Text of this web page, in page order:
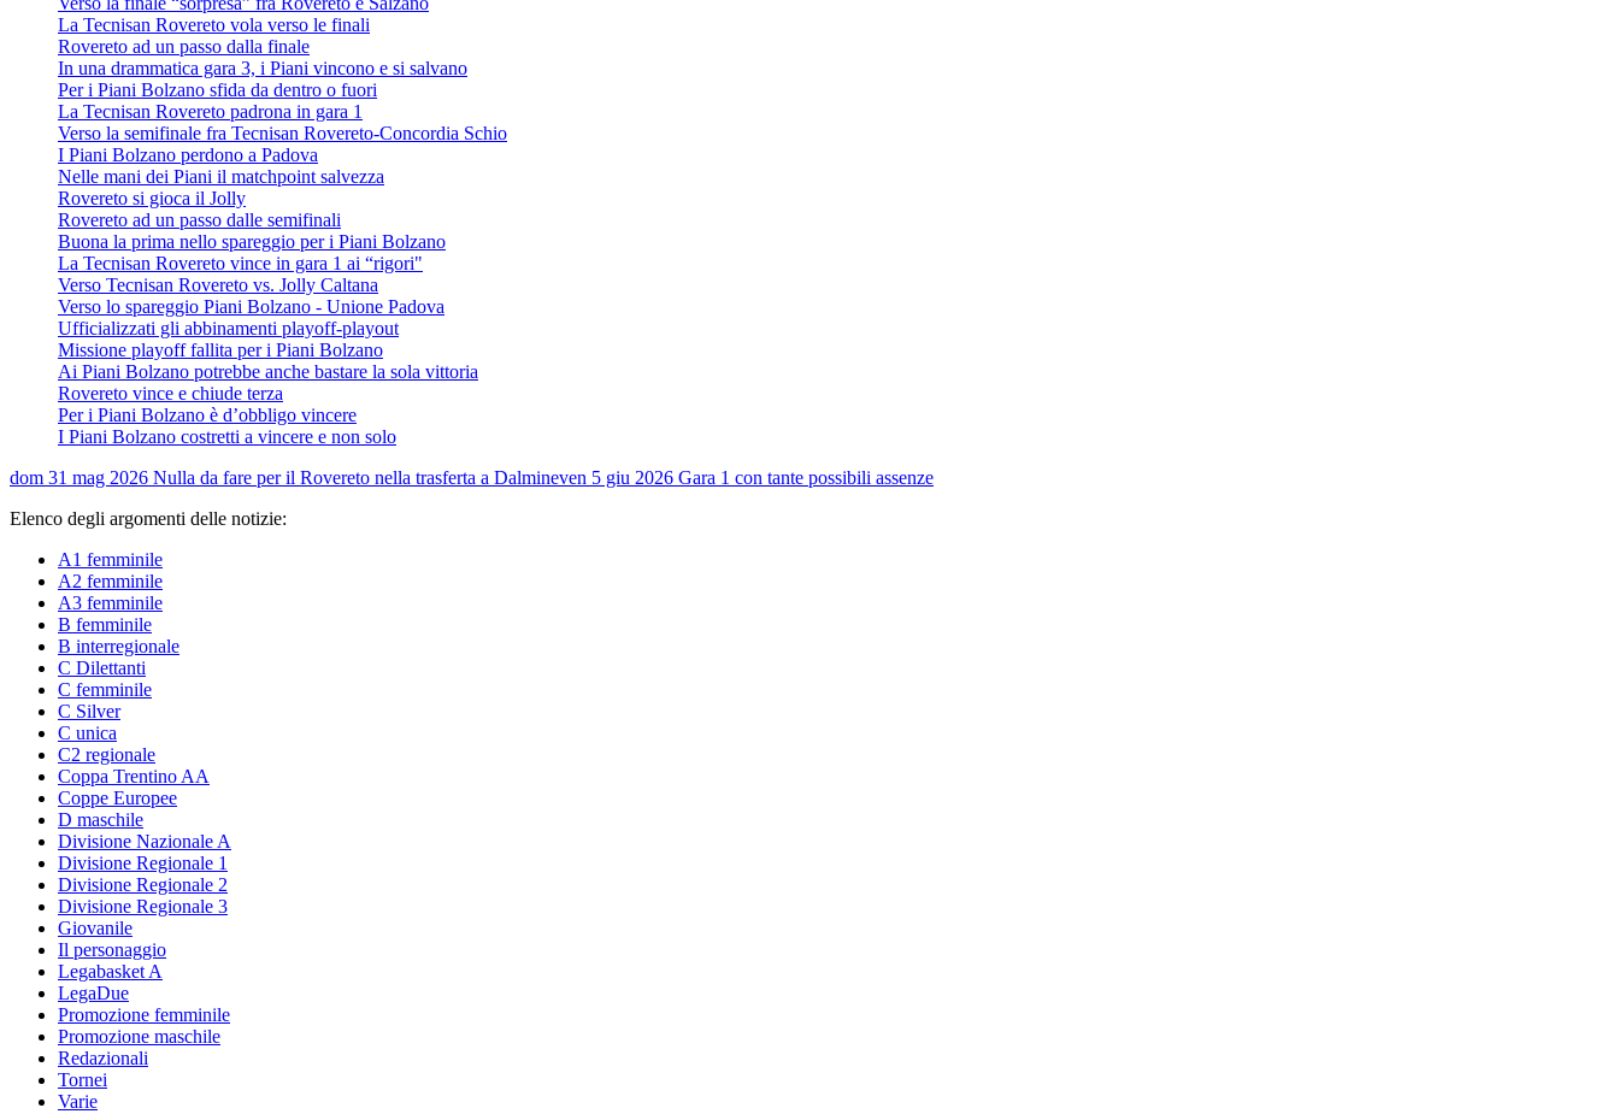
La Tecnisan Rovereto vola verso le finali
Rovereto ad un passo dalla finale
In una drammatica gara 3, i Piani vincono e si salvano
Per i Piani Bolzano sfida da dentro o fuori
La Tecnisan Rovereto padrona in gara 1
Verso la semifinale fra Tecnisan Rovereto-Concordia Schio
I Piani Bolzano perdono a Padova
Nelle mani dei Piani il matchpoint salvezza
Rovereto si gioca il Jolly
Rovereto ad un passo dalle semifinali
Buona la prima nello spareggio per i Piani Bolzano
La Tecnisan Rovereto vince in gara 1 ai “rigori"
Verso Tecnisan Rovereto vs. Jolly Caltana
Verso lo spareggio Piani Bolzano - Unione Padova
Ufficializzati gli abbinamenti playoff-playout
Missione playoff fallita per i Piani Bolzano
Ai Piani Bolzano potrebbe anche bastare la sola vittoria
Rovereto vince e chiude terza
Per i Piani Bolzano è d’obbligo vincere
I Piani Bolzano costretti a vincere e non solo
dom 31 mag 2026 Nulla da fare per il Rovereto nella trasferta a Dalmineven 5 giu 2026 Gara 1 con tante possibili assenze
Elenco degli argomenti delle notizie:
A1 femminile
A2 femminile
A3 femminile
B femminile
B interregionale
C Dilettanti
C femminile
C Silver
C unica
C2 regionale
Coppa Trentino AA
Coppe Europee
D maschile
Divisione Nazionale A
Divisione Regionale 1
Divisione Regionale 2
Divisione Regionale 3
Giovanile
Il personaggio
Legabasket A
LegaDue
Promozione femminile
Promozione maschile
Redazionali
Tornei
Varie